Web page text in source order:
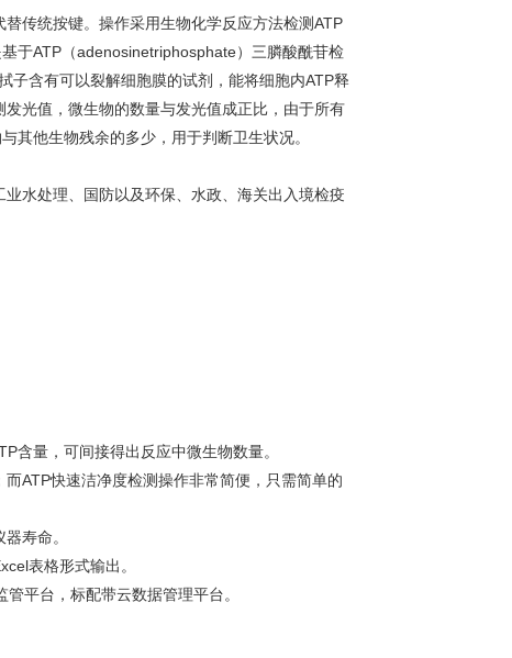
传统按键。操作采用生物化学反应方法检测ATP
于ATP（adenosinetriphosphate）三膦酸酰苷检
子含有可以裂解细胞膜的试剂，能将细胞内ATP释
光值，微生物的数量与发光值成正比，由于所有
其他生物残余的多少，用于判断卫生状况。
水处理、国防以及环保、水政、海关出入境检疫
含量，可间接得出反应中微生物数量。
ATP快速洁净度检测操作非常简便，只需简单的
器寿命。
表格形式输出。
平台，标配带云数据管理平台。